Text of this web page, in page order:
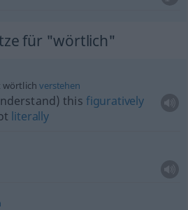
für "wörtlich"
wörtlichverstehen
this figuratively
literally